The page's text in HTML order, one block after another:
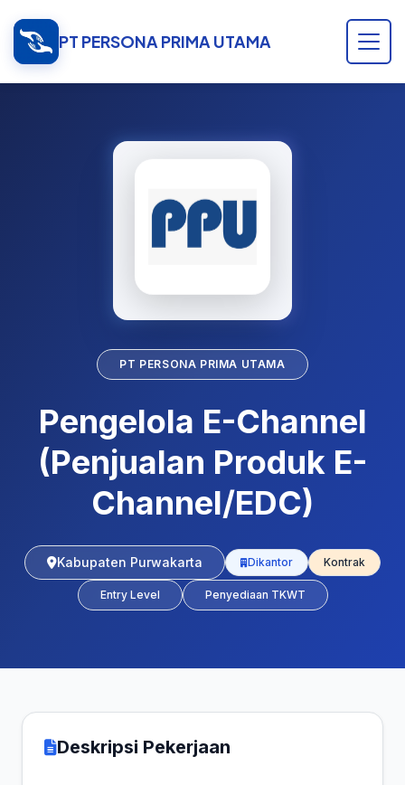
PT PERSONA PRIMA UTAMA
PT PERSONA PRIMA UTAMA
Pengelola E-Channel
(Penjualan Produk E-
Channel/EDC)
Kabupaten Purwakarta Dikantor Kontrak
Entry Level Penyediaan TKWT
Deskripsi Pekerjaan